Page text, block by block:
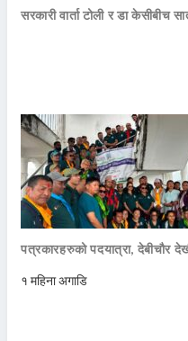
सरकारी वार्ता टोली र डा केसीबीच
पत्रकारहरुको पदयात्रा, देबीचौर
१ महिना अगाडि